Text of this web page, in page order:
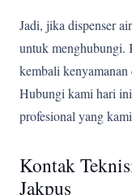
Jadi, jika dispenser
untuk menghubungi.
kembali
Hubungi kami hari ini
profesional yang
Kontak
Jakpus